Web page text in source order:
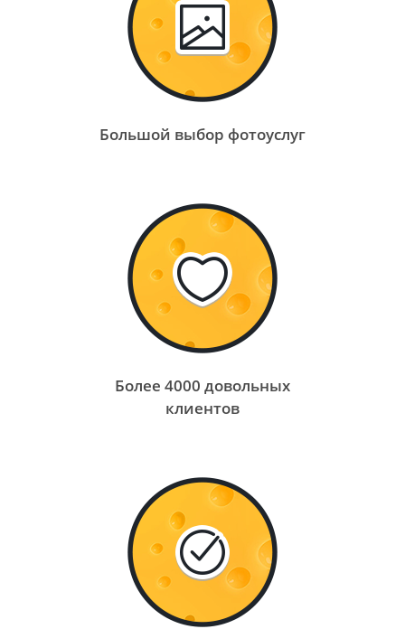
Большой выбор фотоуслуг
Более 4000 довольных
клиентов